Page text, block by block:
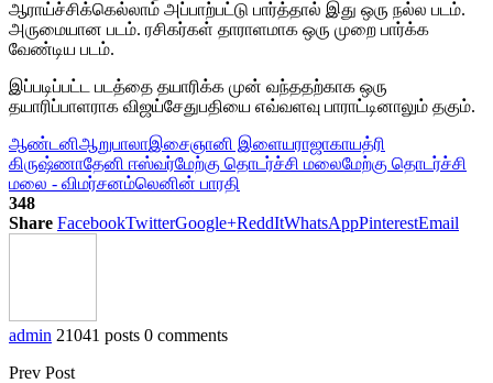
ஆராய்ச்சிக்கெல்லாம் அப்பாற்பட்டு பார்த்தால் இது ஒரு நல்ல படம்.
அருமையான படம். ரசிகர்கள் தாராளமாக ஒரு முறை பார்க்க
வேண்டிய படம்.
இப்படிப்பட்ட படத்தை தயாரிக்க முன் வந்ததற்காக ஒரு
தயாரிப்பாளராக விஜய்சேதுபதியை எவ்வளவு பாராட்டினாலும் தகும்.
ஆண்டனிஆறுபாலாஇசைஞானி இளையராஜாகாயத்ரி
கிருஷ்ணாதேனி ஈஸ்வர்மேற்கு தொடர்ச்சி மலைமேற்கு தொடர்ச்சி
மலை - விமர்சனம்லெனின் பாரதி
348
Share FacebookTwitterGoogle+ReddItWhatsAppPinterestEmail
admin 21041 posts 0 comments
Prev Post